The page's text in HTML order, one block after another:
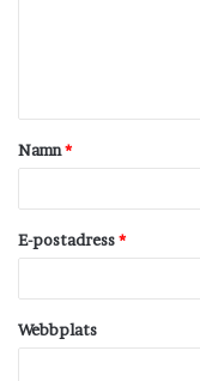
t
a
Namn*
E-postadress*
Webbplats